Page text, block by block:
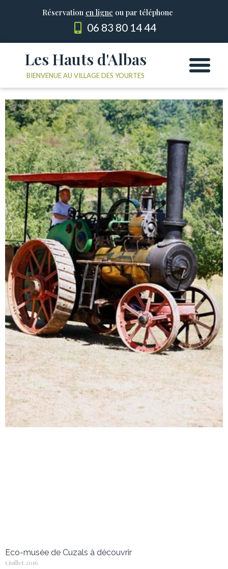
Réservation en ligne ou par téléphone
06 83 80 14 44
Les Hauts d'Albas
BIENVENUE AU VILLAGE DES YOURTES
Eco-musée de Cuzals à découvrir
5 juillet 2016